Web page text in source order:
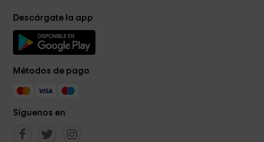
Descárgate la app
Métodos de pago
Síguenos en